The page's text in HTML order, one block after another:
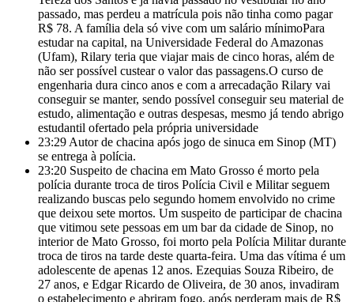
passado, mas perdeu a matrícula pois não tinha como pagar
R$ 78. A família dela só vive com um salário mínimoPara
estudar na capital, na Universidade Federal do Amazonas
(Ufam), Rilary teria que viajar mais de cinco horas, além de
não ser possível custear o valor das passagens.O curso de
engenharia dura cinco anos e com a arrecadação Rilary vai
conseguir se manter, sendo possível conseguir seu material de
estudo, alimentação e outras despesas, mesmo já tendo abrigo
estudantil ofertado pela própria universidade
23:29 Autor de chacina após jogo de sinuca em Sinop (MT)
se entrega à polícia.
23:20 Suspeito de chacina em Mato Grosso é morto pela
polícia durante troca de tiros Polícia Civil e Militar seguem
realizando buscas pelo segundo homem envolvido no crime
que deixou sete mortos. Um suspeito de participar de chacina
que vitimou sete pessoas em um bar da cidade de Sinop, no
interior de Mato Grosso, foi morto pela Polícia Militar durante
troca de tiros na tarde deste quarta-feira. Uma das vítima é um
adolescente de apenas 12 anos. Ezequias Souza Ribeiro, de
27 anos, e Edgar Ricardo de Oliveira, de 30 anos, invadiram
o estabelecimento e abriram fogo, após perderam mais de R$